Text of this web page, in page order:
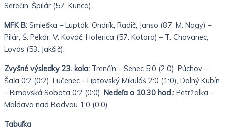
Serečin, Špilár (57. Kunca).
MFK B: Smieška – Lupták, Ondrík, Radič, Janso (87. M. Nagy) –
Pilár, Š. Pekár, V. Kováč, Hoferica (57. Kotora) – T. Chovanec,
Lovás (53. Jakšič).
Zvyšné výsledky 23. kola: Trenčín – Senec 5:0 (2:0), Púchov –
Šaľa 0:2 (0:2), Lučenec – Liptovský Mikuláš 2:0 (1:0), Dolný Kubín
– Rimavská Sobota 0:2 (0:0). Nedeľa o 10.30 hod.: Petržalka –
Moldava nad Bodvou 1:0 (0:0).
Tabuľka